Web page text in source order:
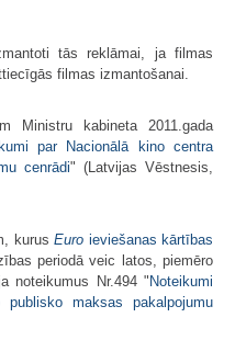
tās reklāmai, ja filmas
filmas izmantošanai.
Ministru kabineta 2011.gada
par Nacionālā kino centra
cenrādi" (Latvijas Vēstnesis,
kurus Euro ieviešanas kārtības
periodā veic latos, piemēro
noteikumus Nr.494 "Noteikumi
maksas pakalpojumu